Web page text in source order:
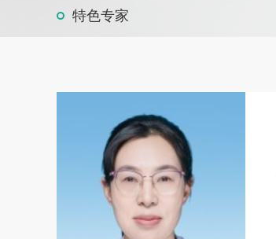
特色专家